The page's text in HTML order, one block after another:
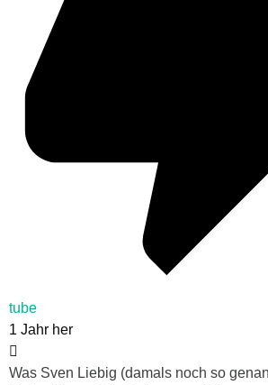
tube
1 Jahr her
Was Sven Liebig (damals noch so